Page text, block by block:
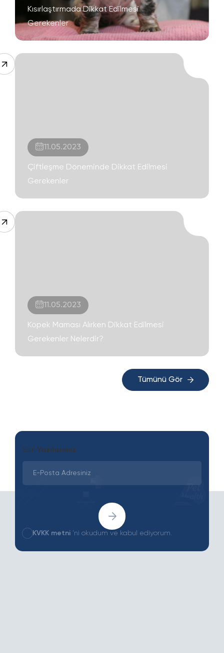
Kısırlaştırmada Dikkat Edilmesi
Gerekenler
11.05.2023
Çiftleşme Döneminde Dikkat Edilmesi
Gerekenler
11.05.2023
Köpek Maması Alırken Dikkat Edilmesi
Gerekenler Nelerdir?
Tümünü Gör
Son Yazılarımız
KVKK metni 'ni okudum ve kabul ediyorum.